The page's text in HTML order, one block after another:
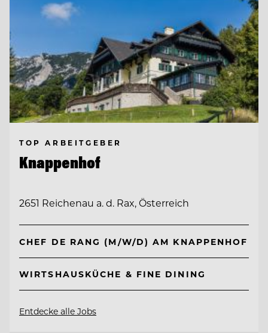
TOP ARBEITGEBER
Knappenhof
2651 Reichenau a. d. Rax, Österreich
CHEF DE RANG (M/W/D) AM KNAPPENHOF
WIRTSHAUSKÜCHE & FINE DINING
Entdecke alle Jobs